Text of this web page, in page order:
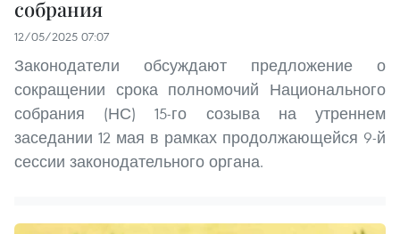
собрания
12/05/2025 07:07
Законодатели обсуждают предложение о
сокращении срока полномочий Национального
собрания (НС) 15-го созыва на утреннем
заседании 12 мая в рамках продолжающейся 9-й
сессии законодательного органа.